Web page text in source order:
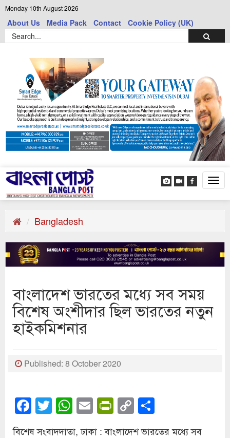
Monday 10th August 2026
About Us Media Pack Contact Cookie Policy (UK)
Bangladesh
বাংলাদেশ ভারতের মধ্যে সব সময়
বিশেষ অংশীদার ছিল ভারতের নতুন
হাইকমিশনার
Published: 8 October 2020
Facebook
Twitter
WhatsApp
EmailPrintFriendly
Copy
Link
বিশেষ সংবাদদাতা, ঢাকা : বাংলাদেশ ভারতের মধ্যে সব